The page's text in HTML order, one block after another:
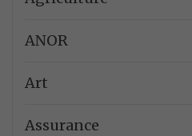
ANOR
Art
Assurance